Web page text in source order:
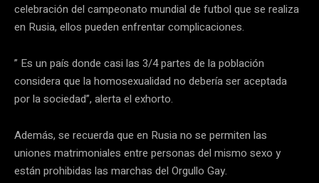
celebración del campeonato mundial de futbol que se realiza
en Rusia, ellos pueden enfrentar complicaciones.
” Es un país donde casi las 3/4 partes de la población
considera que la homosexualidad no debería ser aceptada
por la sociedad”, alerta el exhorto.
Además, se recuerda que en Rusia no se permiten las
uniones matrimoniales entre personas del mismo sexo y
están prohibidas las marchas del Orgullo Gay.